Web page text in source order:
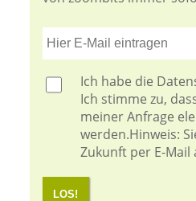
Ich habe die
Ich stimme zu,
meiner Anfrage
werden.Hinweis:
Zukunft per E-
LOS!